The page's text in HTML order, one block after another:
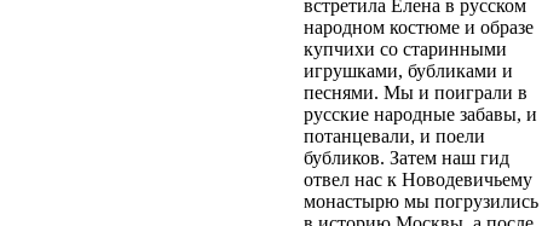
встретила Елена в русском
народном костюме и образе
купчихи со старинными
игрушками, бубликами и
песнями. Мы и поиграли в
русские народные забавы, и
потанцевали, и поели
бубликов. Затем наш гид
отвел нас к Новодевичьему
монастырю мы погрузились